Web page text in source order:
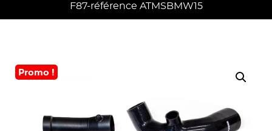
F87-référence ATMSBMW15
Promo !